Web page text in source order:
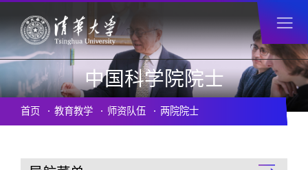
中国科学院院士
首页 教育教学 师资队伍 两院院士